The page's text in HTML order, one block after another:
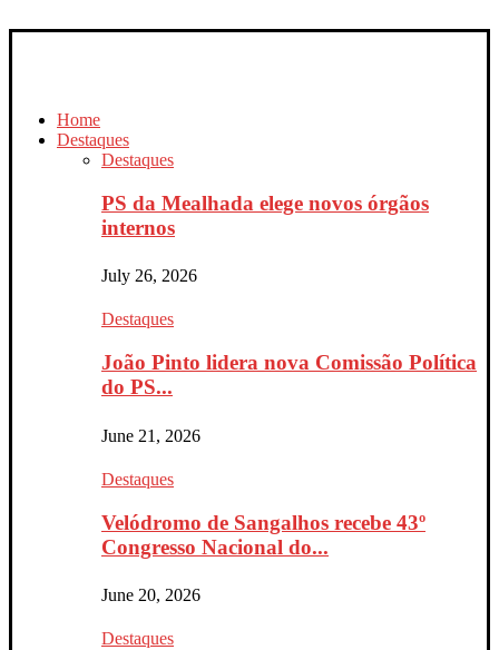
Home
Destaques
Destaques
PS da Mealhada elege novos órgãos
internos
July 26, 2026
Destaques
João Pinto lidera nova Comissão Política
do PS...
June 21, 2026
Destaques
Velódromo de Sangalhos recebe 43º
Congresso Nacional do...
June 20, 2026
Destaques